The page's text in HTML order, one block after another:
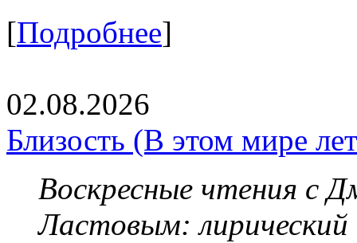
[Подробнее]
02.08.2026
Близость (В этом мире
Воскресные чтения с
Ластовым: